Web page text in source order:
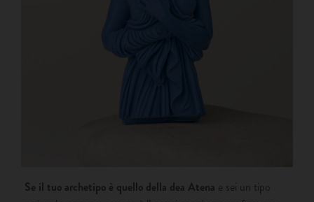
Se il tuo archetipo è quello della dea Atena e sei un tipo